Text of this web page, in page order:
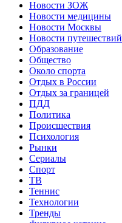
Новости ЗОЖ
Новости медицины
Новости Москвы
Новости путешествий
Образование
Общество
Около спорта
Отдых в России
Отдых за границей
ПДД
Политика
Происшествия
Психология
Рынки
Сериалы
Спорт
ТВ
Теннис
Технологии
Тренды